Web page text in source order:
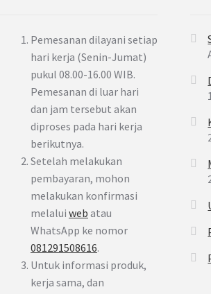
Pemesanan dilayani setiap
hari kerja (Senin-Jumat)
pukul 08.00-16.00 WIB.
Pemesanan di luar hari
dan jam tersebut akan
diproses pada hari kerja
berikutnya.
Setelah melakukan
pembayaran, mohon
melakukan konfirmasi
melaluiweb atau
WhatsApp ke nomor
081291508616.
Untuk informasi produk,
kerja sama, dan